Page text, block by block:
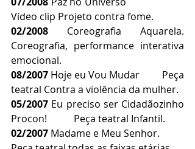
Vídeo clip Projeto contra fome.
02/2008 Coreografia Aquarela.
Coreografia, performance interativa
emocional.
08/2007 Hoje eu Vou Mudar         Peça
teatral Contra a violência da mulher.
05/2007 Eu preciso ser Cidadãozinho
Procon!           Peça teatral Infantil.
02/2007 Madame e Meu Senhor.